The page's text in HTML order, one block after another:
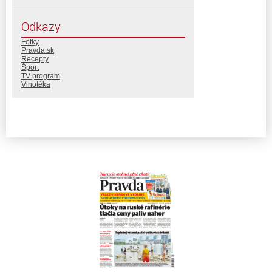
Odkazy
Fotky
Pravda.sk
Recepty
Šport
TV program
Vinotéka